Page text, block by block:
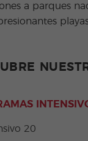
a parques
20